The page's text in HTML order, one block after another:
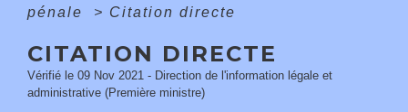
pénale
> Citation directe
CITATION DIRECTE
Vérifié le 09 Nov 2021 - Direction de l'information légale et
administrative (Première ministre)